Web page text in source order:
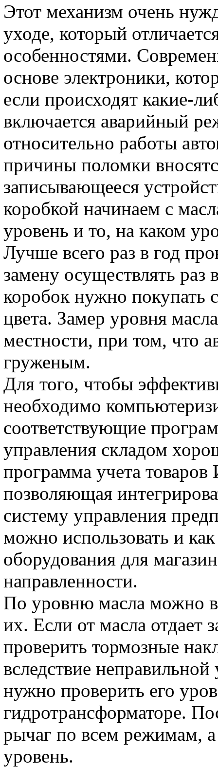
Этот механизм очень
уходе, который
особенностями.
основе электроники,
если происходят какие-
включается аварийный
относительно работы
причины поломки
записывающееся
коробкой начинаем с
уровень и то, на каком
Лучше всего раз в год
замену осуществлять раз
коробок нужно покупать
цвета. Замер уровня
местности, при том, что
груженым.
Для того, чтобы
необходимо
соответствующие
управления складом
программа учета
позволяющая
систему управления
можно использовать и
оборудования для
направленности.
По уровню масла можно
их. Если от масла отдает
проверить тормозные
вследствие
нужно проверить его
гидротрансформаторе.
рычаг по всем режимам,
уровень.